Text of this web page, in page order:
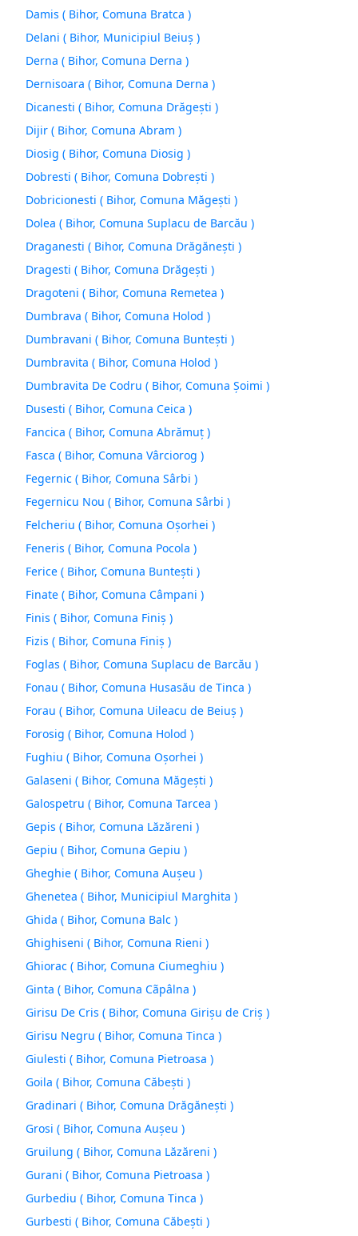
Damis ( Bihor, Comuna Bratca )
Delani ( Bihor, Municipiul Beiuş )
Derna ( Bihor, Comuna Derna )
Dernisoara ( Bihor, Comuna Derna )
Dicanesti ( Bihor, Comuna Drăgeşti )
Dijir ( Bihor, Comuna Abram )
Diosig ( Bihor, Comuna Diosig )
Dobresti ( Bihor, Comuna Dobreşti )
Dobricionesti ( Bihor, Comuna Măgeşti )
Dolea ( Bihor, Comuna Suplacu de Barcău )
Draganesti ( Bihor, Comuna Drăgăneşti )
Dragesti ( Bihor, Comuna Drăgeşti )
Dragoteni ( Bihor, Comuna Remetea )
Dumbrava ( Bihor, Comuna Holod )
Dumbravani ( Bihor, Comuna Bunteşti )
Dumbravita ( Bihor, Comuna Holod )
Dumbravita De Codru ( Bihor, Comuna Şoimi )
Dusesti ( Bihor, Comuna Ceica )
Fancica ( Bihor, Comuna Abrămuţ )
Fasca ( Bihor, Comuna Vârciorog )
Fegernic ( Bihor, Comuna Sârbi )
Fegernicu Nou ( Bihor, Comuna Sârbi )
Felcheriu ( Bihor, Comuna Oşorhei )
Feneris ( Bihor, Comuna Pocola )
Ferice ( Bihor, Comuna Bunteşti )
Finate ( Bihor, Comuna Câmpani )
Finis ( Bihor, Comuna Finiş )
Fizis ( Bihor, Comuna Finiş )
Foglas ( Bihor, Comuna Suplacu de Barcău )
Fonau ( Bihor, Comuna Husasău de Tinca )
Forau ( Bihor, Comuna Uileacu de Beiuş )
Forosig ( Bihor, Comuna Holod )
Fughiu ( Bihor, Comuna Oşorhei )
Galaseni ( Bihor, Comuna Măgeşti )
Galospetru ( Bihor, Comuna Tarcea )
Gepis ( Bihor, Comuna Lăzăreni )
Gepiu ( Bihor, Comuna Gepiu )
Gheghie ( Bihor, Comuna Auşeu )
Ghenetea ( Bihor, Municipiul Marghita )
Ghida ( Bihor, Comuna Balc )
Ghighiseni ( Bihor, Comuna Rieni )
Ghiorac ( Bihor, Comuna Ciumeghiu )
Ginta ( Bihor, Comuna Cãpâlna )
Girisu De Cris ( Bihor, Comuna Girişu de Criş )
Girisu Negru ( Bihor, Comuna Tinca )
Giulesti ( Bihor, Comuna Pietroasa )
Goila ( Bihor, Comuna Căbeşti )
Gradinari ( Bihor, Comuna Drăgăneşti )
Grosi ( Bihor, Comuna Auşeu )
Gruilung ( Bihor, Comuna Lăzăreni )
Gurani ( Bihor, Comuna Pietroasa )
Gurbediu ( Bihor, Comuna Tinca )
Gurbesti ( Bihor, Comuna Căbeşti )